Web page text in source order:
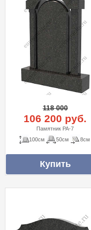
118 000
106 200 руб.
Памятник PA-7
100см
50см 8см